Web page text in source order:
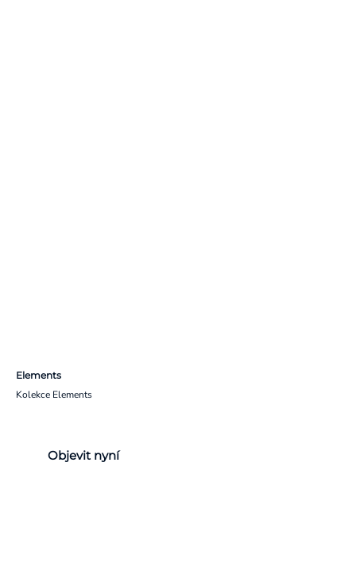
Elements
Kolekce Elements
Objevit nyní